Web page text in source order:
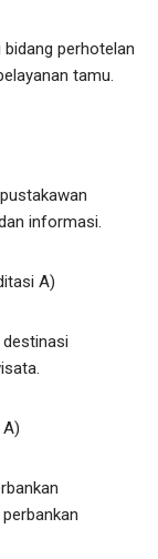
perhotelan
tamu.
informasi.
A)